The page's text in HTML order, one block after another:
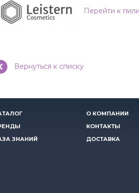
Перейти к
Вернуться к списку
О КОМПАНИИ
КОНТАКТЫ
ЗНАНИЙ
ДОСТАВКА